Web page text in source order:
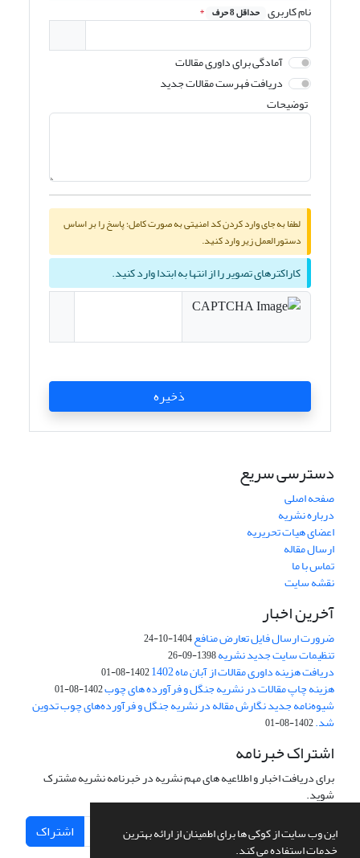
این وب سایت از کوکی ها برای اطمینان از ارائه بهترین
خدمات استفاده می کند.
نام کاربری حداقل 8 حرف *
آمادگی برای داوری مقالات
دریافت فهرست مقالات جدید
توضیحات
لطفا به جای وارد کردن کد امنیتی به صورت کامل؛ پاسخ را بر اساس
دستورالعمل زیر وارد کنید.
کاراکترهای تصویر را از انتها به ابتدا وارد کنید.
ذخیره
دسترسی سریع
صفحه اصلی
درباره نشریه
اعضای هیات تحریریه
ارسال مقاله
تماس با ما
نقشه سایت
آخرین اخبار
ضرورت ارسال فایل تعارض منافع1404-10-24
تنظیمات سایت جدید نشریه1398-09-26
دریافت هزینه داوری مقالات از آبان ماه 1402 1402-08-01
هزینه چاپ مقالات در نشریه جنگل و فرآورده های چوب1402-08-01
شیوه‌نامه جدید نگارش مقاله در نشریه جنگل و فرآورده‌های چوب تدوین
شد.1402-08-01
اشتراک خبرنامه
برای دریافت اخبار و اطلاعیه های مهم نشریه در خبرنامه نشریه مشترک
شوید.
اشتراک